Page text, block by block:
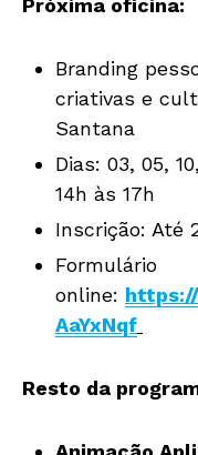
Próxima oficina:
Branding
criativas e
Santana
Dias: 03, 05,
14h às 17h
Inscrição: Até
Formulário
online:
AaYxNqf
Resto da